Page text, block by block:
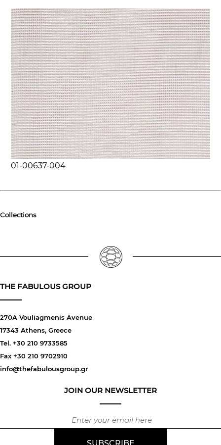
01-00637-004
Collections
THE FABULOUS GROUP
270A Vouliagmenis Avenue
17343 Athens, Greece
Tel. +30 210 9733585
Fax +30 210 9702910
info@thefabulousgroup.gr
JOIN OUR NEWSLETTER